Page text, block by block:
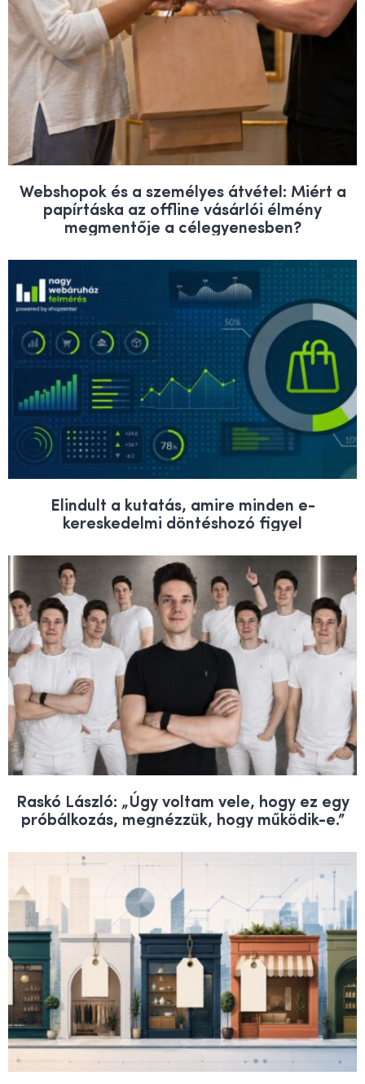
Webshopok és a személyes átvétel: Miért a
papírtáska az offline vásárlói élmény
megmentője a célegyenesben?
Elindult a kutatás, amire minden e-
kereskedelmi döntéshozó figyel
Raskó László: „Úgy voltam vele, hogy ez egy
próbálkozás, megnézzük, hogy működik-e.”